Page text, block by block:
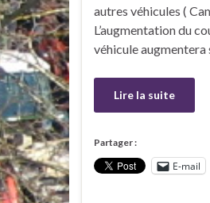
autres véhicules (
L’augmentation du
véhicule
Lire la suite
Partager :
E-mail